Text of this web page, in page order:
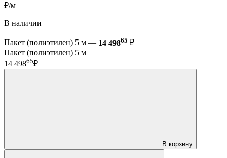
₽/м
В наличии
Пакет (полиэтилен) 5 м — 14 49865 ₽
Пакет (полиэтилен) 5 м
14 49865₽
В корзину